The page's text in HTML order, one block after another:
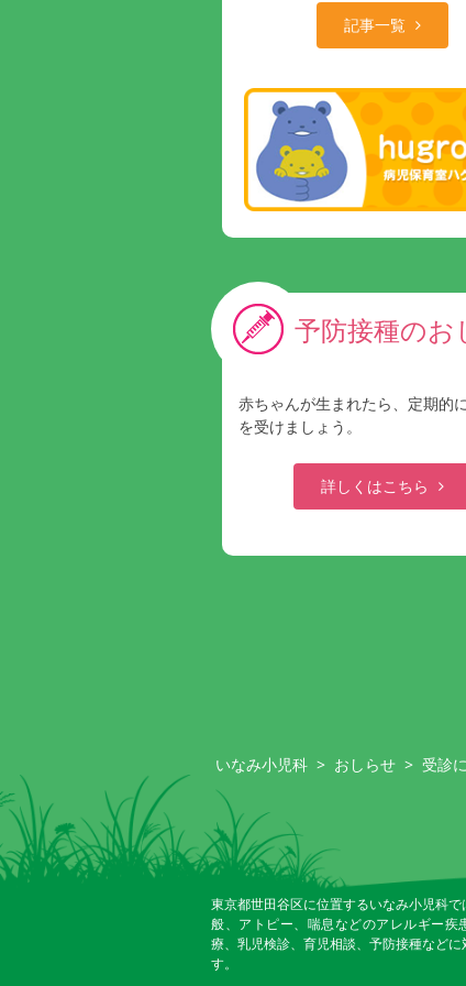
記事一覧
予防接種のお
赤ちゃんが生まれたら、定期的
を受けましょう。
詳しくはこちら
いなみ小児科 > おしらせ > 受診
東京都世田谷区に位置するいなみ小児科
般、アトピー、喘息などのアレルギー疾
療、乳児検診、育児相談、予防接種などに
す。